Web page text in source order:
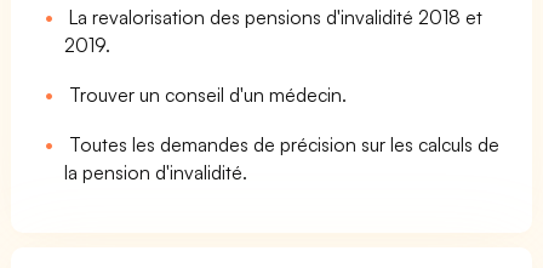
La revalorisation des pensions d'invalidité 2018 et
2019.
Trouver un conseil d'un médecin.
Toutes les demandes de précision sur les calculs de
la pension d'invalidité.